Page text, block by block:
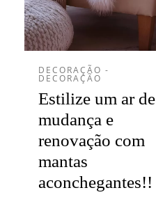
DECORAÇÃO -
DECORAÇÃO
Estilize um ar de
mudança e
renovação com
mantas
aconchegantes!!